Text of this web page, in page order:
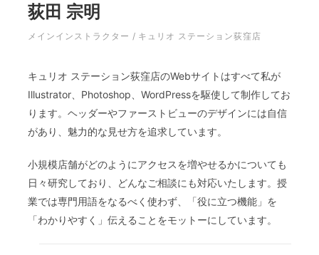
荻田 宗明
メインインストラクター / キュリオ ステーション荻窪店
キュリオ ステーション荻窪店のWebサイトはすべて私が
Illustrator、Photoshop、WordPressを駆使して制作してお
ります。ヘッダーやファーストビューのデザインには自信
があり、魅力的な見せ方を追求しています。
小規模店舗がどのようにアクセスを増やせるかについても
日々研究しており、どんなご相談にも対応いたします。授
業では専門用語をなるべく使わず、「役に立つ機能」を
「わかりやすく」伝えることをモットーにしています。